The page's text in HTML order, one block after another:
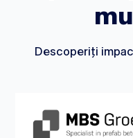
Descoperiți